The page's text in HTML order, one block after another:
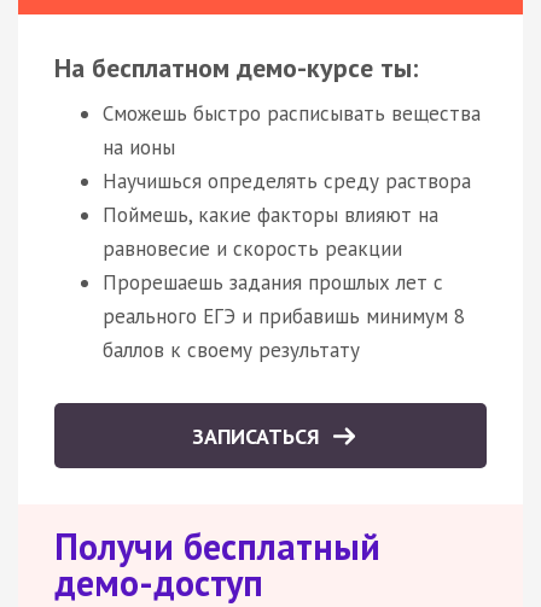
На бесплатном демо-курсе ты:
Сможешь быстро расписывать вещества
на ионы
Научишься определять среду раствора
Поймешь, какие факторы влияют на
равновесие и скорость реакции
Прорешаешь задания прошлых лет с
реального ЕГЭ и прибавишь минимум 8
баллов к своему результату
ЗАПИСАТЬСЯ
Получи бесплатный
демо-доступ